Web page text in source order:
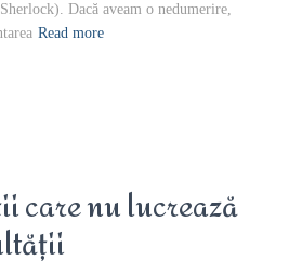
Dacă aveam o nedumerire,
Read more
care nu lucrează